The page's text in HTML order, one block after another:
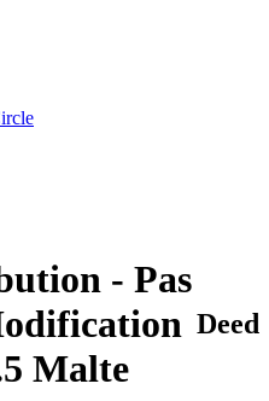
- Pas
Malte
Deed